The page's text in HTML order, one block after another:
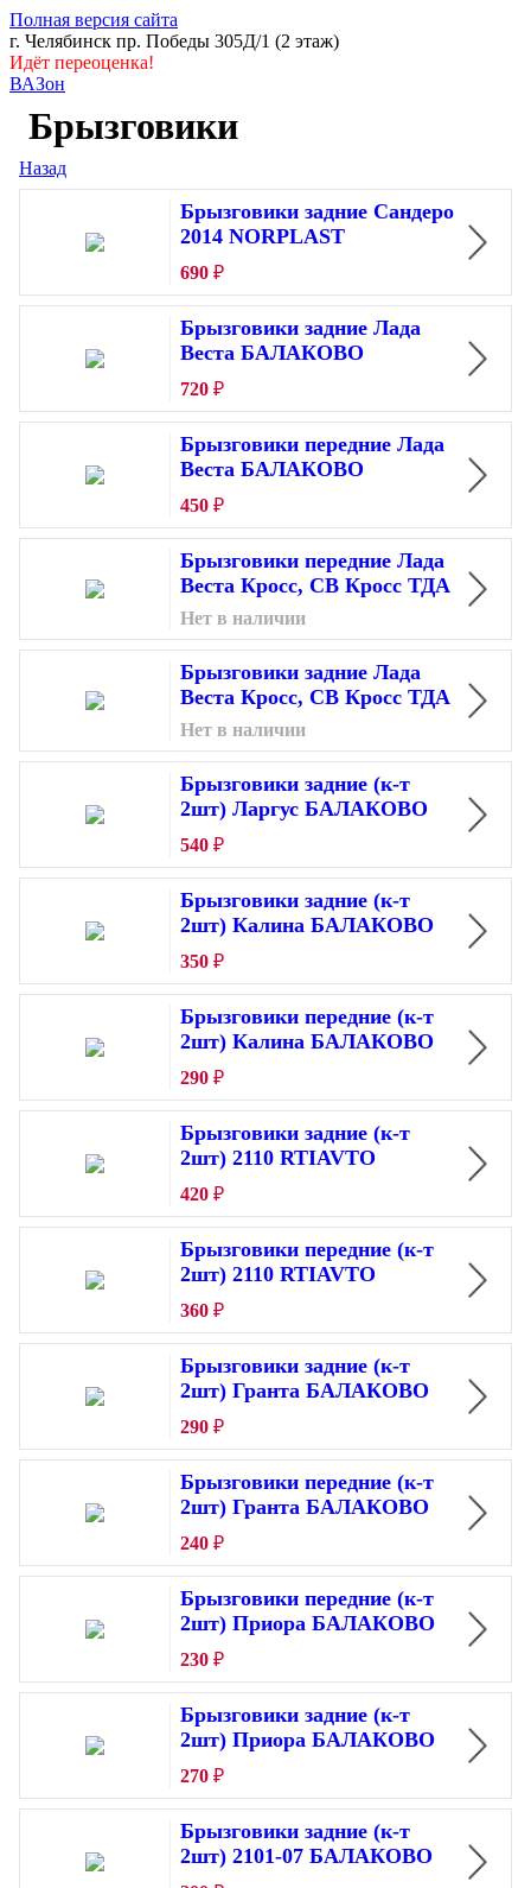
Полная версия сайта
г. Челябинск пр. Победы 305Д/1 (2 этаж)
Идёт переоценка!
ВАЗон
Брызговики
Назад
Брызговики задние Сандеро
2014 NORPLAST
690 ₽
Брызговики задние Лада
Веста БАЛАКОВО
720 ₽
Брызговики передние Лада
Веста БАЛАКОВО
450 ₽
Брызговики передние Лада
Веста Кросс, СВ Кросс ТДА
Нет в наличии
Брызговики задние Лада
Веста Кросс, СВ Кросс ТДА
Нет в наличии
Брызговики задние (к-т
2шт) Ларгус БАЛАКОВО
540 ₽
Брызговики задние (к-т
2шт) Калина БАЛАКОВО
350 ₽
Брызговики передние (к-т
2шт) Калина БАЛАКОВО
290 ₽
Брызговики задние (к-т
2шт) 2110 RTIAVTO
420 ₽
Брызговики передние (к-т
2шт) 2110 RTIAVTO
360 ₽
Брызговики задние (к-т
2шт) Гранта БАЛАКОВО
290 ₽
Брызговики передние (к-т
2шт) Гранта БАЛАКОВО
240 ₽
Брызговики передние (к-т
2шт) Приора БАЛАКОВО
230 ₽
Брызговики задние (к-т
2шт) Приора БАЛАКОВО
270 ₽
Брызговики задние (к-т
2шт) 2101-07 БАЛАКОВО